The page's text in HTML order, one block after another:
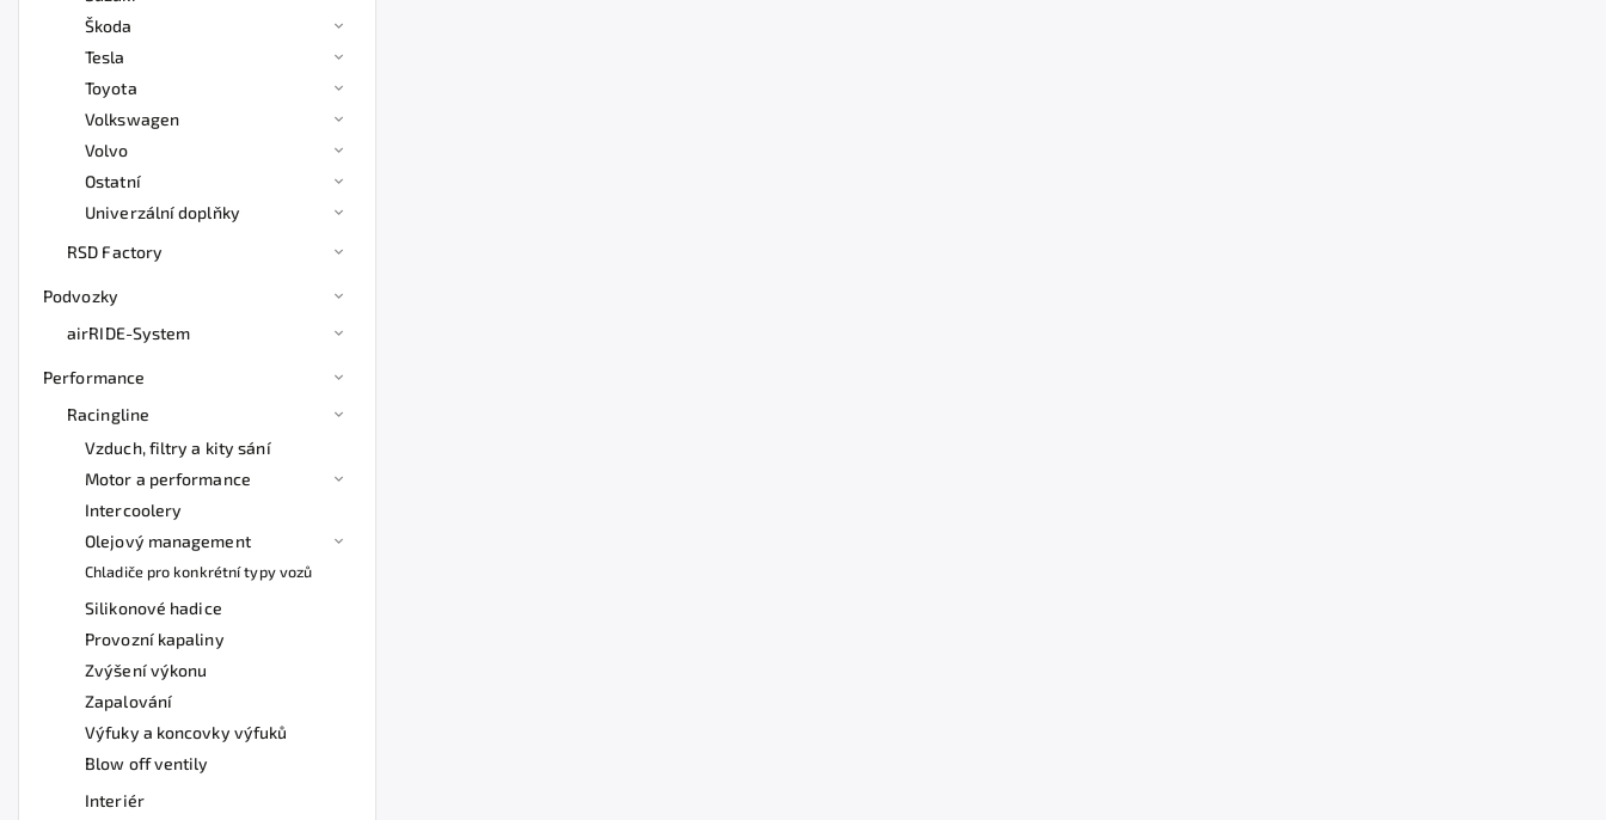
Škoda
Tesla
Toyota
Volkswagen
Volvo
Ostatní
Univerzální doplňky
RSD Factory
Podvozky
airRIDE-System
Performance
Racingline
Vzduch, filtry a kity sání
Motor a performance
Intercoolery
Olejový management
Chladiče pro konkrétní typy vozů
Silikonové hadice
Provozní kapaliny
Zvýšení výkonu
Zapalování
Výfuky a koncovky výfuků
Blow off ventily
Interiér